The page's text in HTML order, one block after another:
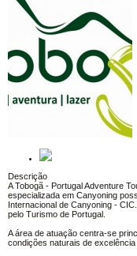
Descrição
A Tobogã - Portugal Adventure
especializada em Canyoning
Internacional de Canyoning -
pelo Turismo de Portugal.
A área de atuação centra-se
condições naturais de